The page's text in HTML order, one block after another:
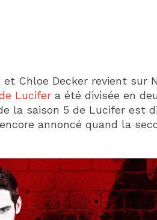
Chloe Decker revient sur
Lucifer a été divisée en
la saison 5 de Lucifer est
annoncé quand la